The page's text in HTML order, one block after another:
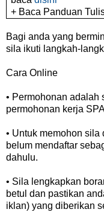
+ Baca Panduan
Bagi anda yang
sila ikuti langkah-
Cara Online
• Permohonan adalah
permohonan kerja
• Untuk memohon
belum mendaftar
dahulu.
• Sila lengkapkan
betul dan pastikan
iklan) yang diberikan